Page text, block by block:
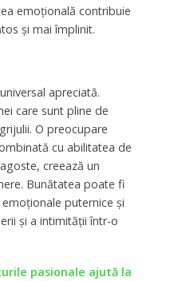
emoțională contribuie
și mai împlinit.
apreciată.
care sunt pline de
O preocupare
cu abilitatea de
creează un
Bunătatea poate fi
puternice și
și a intimității într-o
pasionale ajută la